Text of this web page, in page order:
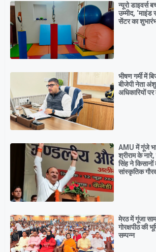
न्यूरो डाइवर्स
उम्मीद,
सेंटर का
भीषण गर्मी में
बीजेपी नेता
अधिकारियों पर
AMU में गूंजे
श्रीराम के
सिंह ने किसानों
सांस्कृतिक
मेरठ में गूंजा
गोरक्षपीठ की
सम्पन्न